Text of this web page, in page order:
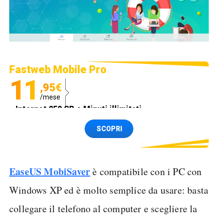
Fastweb Mobile Pro
11 ,95€
/mese
Internet 250 GB e Minuti illimitati
Spedizione SIM GRATISSCOPRI
EaseUS MobiSaverè compatibile con i PC con
Windows XP ed è molto semplice da usare: basta
collegare il telefono al computer e scegliere la